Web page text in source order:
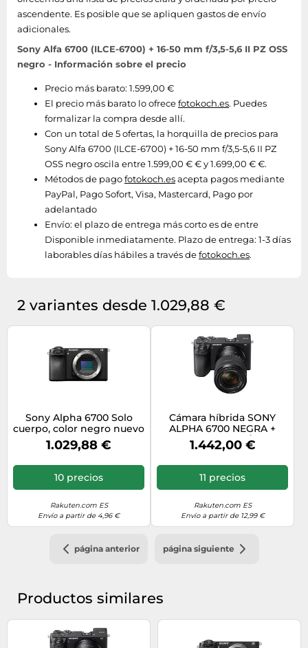
ascendente. Es posible que se apliquen gastos de envío
adicionales.
Sony Alfa 6700 (ILCE-6700) + 16-50 mm f/3,5-5,6 II PZ OSS
negro - Información sobre el precio
Precio más barato: 1.599,00 €
El precio más barato lo ofrecefotokoch.es. Puedes
formalizar la compra desde allí.
Con un total de 5 ofertas, la horquilla de precios para
Sony Alfa 6700 (ILCE-6700) + 16-50 mm f/3,5-5,6 II PZ
OSS negro oscila entre 1.599,00 € € y 1.699,00 € €.
Métodos de pagofotokoch.esacepta pagos mediante
PayPal, Pago Sofort, Visa, Mastercard, Pago por
adelantado
Envío: el plazo de entrega más corto es de entre
Disponible inmediatamente. Plazo de entrega: 1-3 días
laborables días hábiles a través defotokoch.es.
2 variantes desde 1.029,88 €
Sony Alpha 6700 Solo
cuerpo, color negro nuevo
1.029,88 €
10 precios
Rakuten.com ES
Envío a partir de 4,96 €
Cámara híbrida SONY
ALPHA 6700 NEGRA +
lente SEL 18-135 f/3.5-5.6
OSS nuevo
1.442,00 €
11 precios
Rakuten.com ES
Envío a partir de 12,99 €
página anterior página siguiente
Productos similares